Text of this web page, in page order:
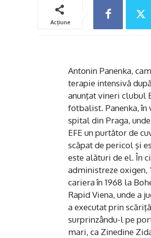
Acțiune
Antonin Panenka,
terapie intensivă
anunţat vineri clubul
fotbalist. Panenka, în
spital din Praga,
EFE un purtător de
scăpat de pericol şi
este alături de el. În
administreze oxigen,
cariera în 1968 la
Rapid Viena, unde a
a executat prin
surprinzându-l pe
mari, ca Zinedine